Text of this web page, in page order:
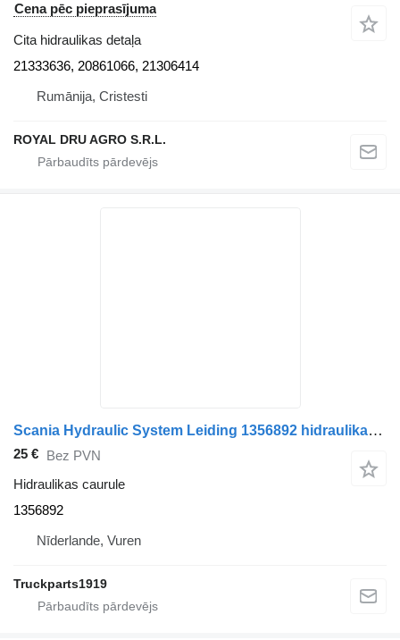
Cena pēc pieprasījuma
Cita hidraulikas detaļa
21333636, 20861066, 21306414
Rumānija, Cristesti
ROYAL DRU AGRO S.R.L.
Scania Hydraulic System Leiding 1356892 hidraulikas caurule paredzēts kravas automašīnas
25 € Bez PVN
Hidraulikas caurule
1356892
Nīderlande, Vuren
Truckparts1919